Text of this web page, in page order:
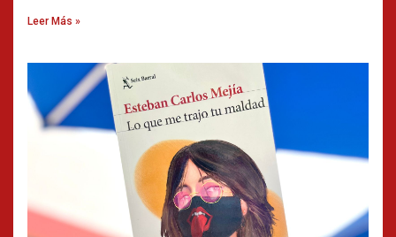
Leer Más »